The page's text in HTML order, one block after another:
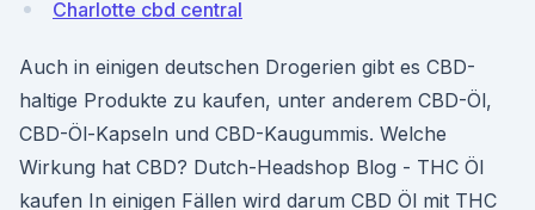
Charlotte cbd central
Auch in einigen deutschen Drogerien gibt es CBD-
haltige Produkte zu kaufen, unter anderem CBD-Öl,
CBD-Öl-Kapseln und CBD-Kaugummis. Welche
Wirkung hat CBD? Dutch-Headshop Blog - THC Öl
kaufen In einigen Fällen wird darum CBD Öl mit THC